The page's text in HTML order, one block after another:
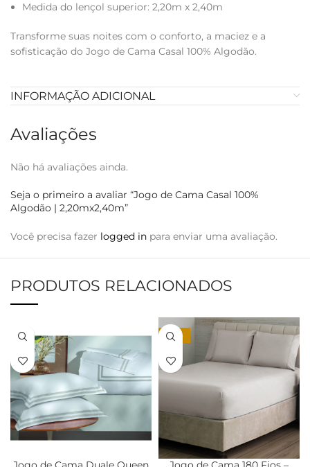
Medida do lençol superior: 2,20m x 2,40m
Transforme suas noites com o conforto, a maciez e a
sofisticação do Jogo de Cama Casal 100% Algodão.
INFORMAÇÃO ADICIONAL
Avaliações
Não há avaliações ainda.
Seja o primeiro a avaliar “Jogo de Cama Casal 100%
Algodão | 2,20mx2,40m”
Você precisa fazer logged in para enviar uma avaliação.
PRODUTOS RELACIONADOS
-50%